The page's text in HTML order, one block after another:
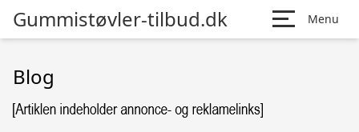
Gummistøvler-tilbud.dk Menu
Blog